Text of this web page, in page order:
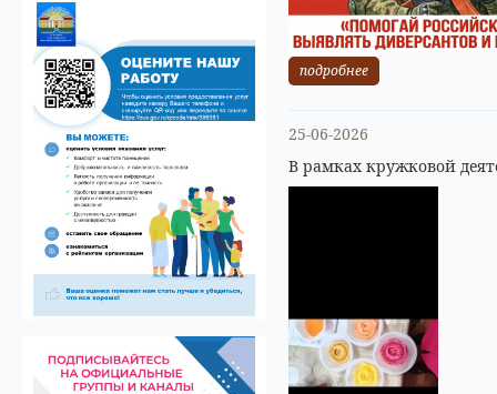
подробнее
25-06-2026
В рамках кружковой